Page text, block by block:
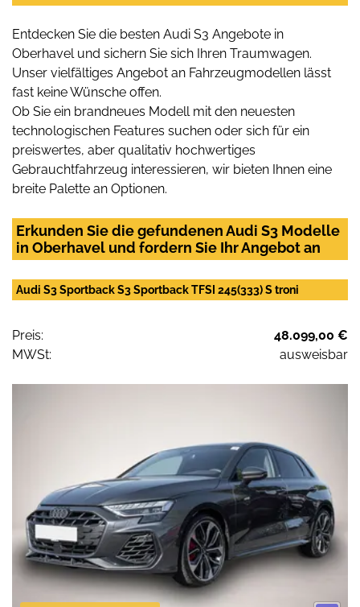
Entdecken Sie die besten Audi S3 Angebote in
Oberhavel und sichern Sie sich Ihren Traumwagen.
Unser vielfältiges Angebot an Fahrzeugmodellen lässt
fast keine Wünsche offen.
Ob Sie ein brandneues Modell mit den neuesten
technologischen Features suchen oder sich für ein
preiswertes, aber qualitativ hochwertiges
Gebrauchtfahrzeug interessieren, wir bieten Ihnen eine
breite Palette an Optionen.
Erkunden Sie die gefundenen Audi S3 Modelle
in Oberhavel und fordern Sie Ihr Angebot an
Audi S3 Sportback S3 Sportback TFSI 245(333) S troni
Preis:
48.099,00 €
MWSt:
ausweisbar